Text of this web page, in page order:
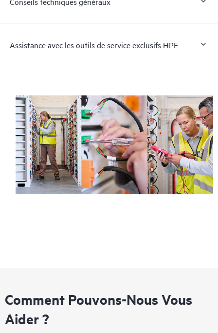
Assistance avec les outils de service exclusifs HPE
Comment Pouvons-Nous Vous
Aider ?